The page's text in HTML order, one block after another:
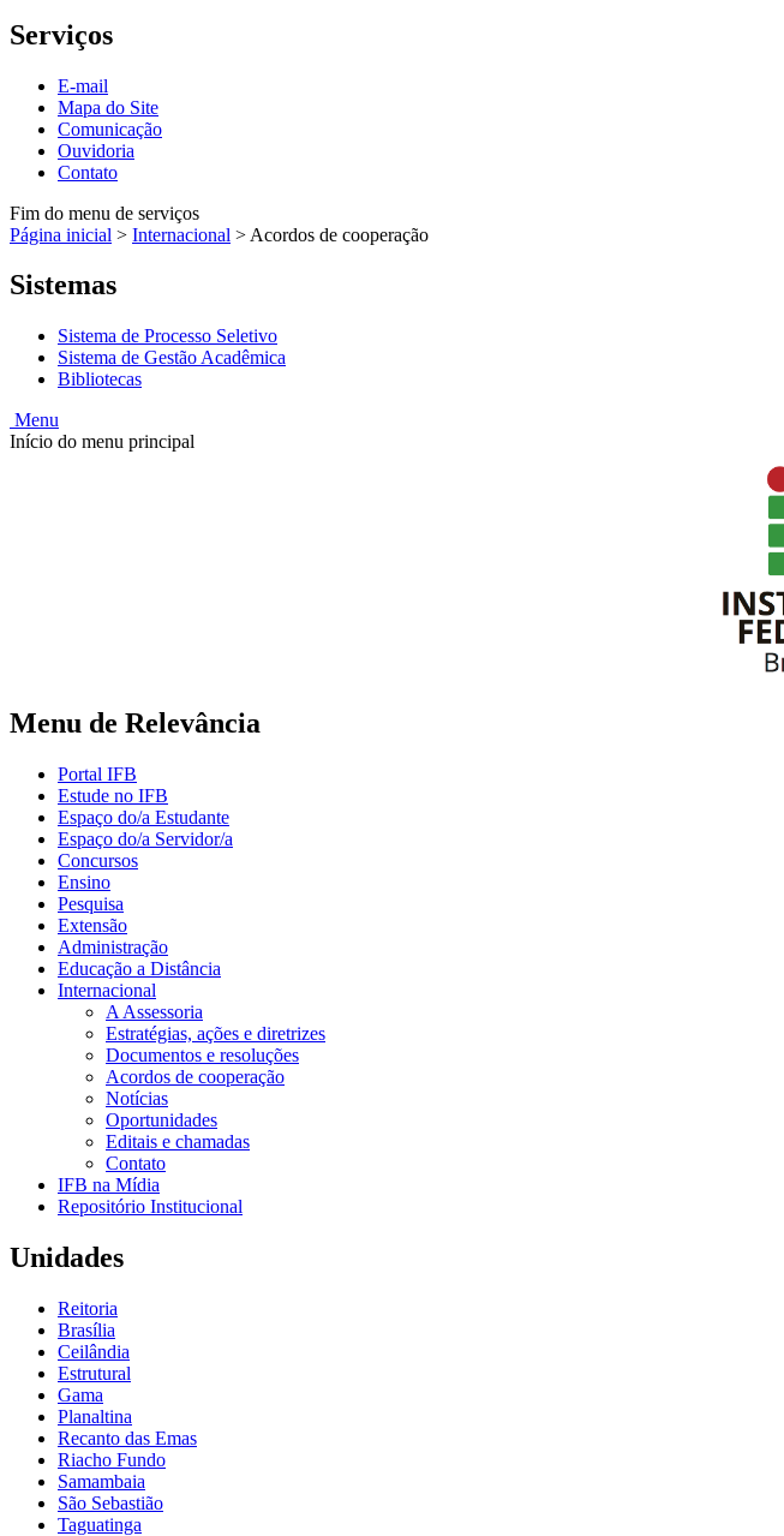
Serviços
E-mail
Mapa do Site
Comunicação
Ouvidoria
Contato
Fim do menu de serviços
Página inicial > Internacional > Acordos de cooperação
Sistemas
Sistema de Processo Seletivo
Sistema de Gestão Acadêmica
Bibliotecas
Menu
Início do menu principal
Menu de Relevância
Portal IFB
Estude no IFB
Espaço do/a Estudante
Espaço do/a Servidor/a
Concursos
Ensino
Pesquisa
Extensão
Administração
Educação a Distância
Internacional
A Assessoria
Estratégias, ações e diretrizes
Documentos e resoluções
Acordos de cooperação
Notícias
Oportunidades
Editais e chamadas
Contato
IFB na Mídia
Repositório Institucional
Unidades
Reitoria
Brasília
Ceilândia
Estrutural
Gama
Planaltina
Recanto das Emas
Riacho Fundo
Samambaia
São Sebastião
Taguatinga